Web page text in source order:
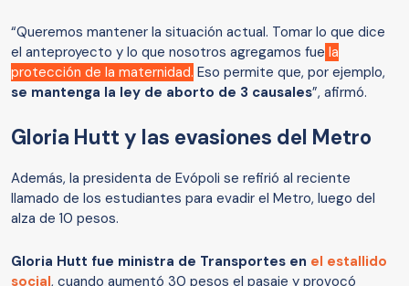
“Queremos mantener la situación actual. Tomar lo que dice
el anteproyecto y lo que nosotros agregamos fue la
protección de la maternidad. Eso permite que, por ejemplo,
se mantenga la ley de aborto de 3 causales”, afirmó.
Gloria Hutt y las evasiones del Metro
Además, la presidenta de Evópoli se refirió al reciente
llamado de los estudiantes para evadir el Metro, luego del
alza de 10 pesos.
Gloria Hutt fue ministra de Transportes en el estallido
social, cuando aumentó 30 pesos el pasaje y provocó